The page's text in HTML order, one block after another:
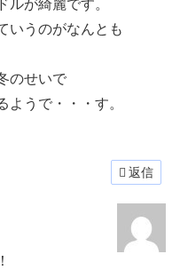
ルが綺麗です。
いうのがなんとも
のせいで
うで・・・す。
返信